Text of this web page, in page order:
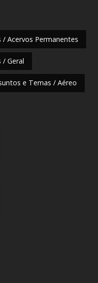
Acervos Permanentes
/ Geral
e Temas / Aéreo